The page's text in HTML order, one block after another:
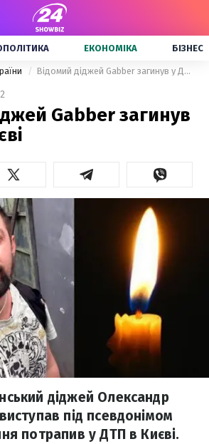
ЕКОНОМІКА БІЗНЕС
Відомий діджей Gabber загинув у ДТП в Києві
2
Gabber загинув
діджей Олександр
під псевдонімом
потрапив у ДТП в Києві.